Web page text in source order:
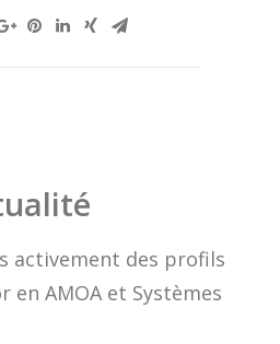
activement des profils
en AMOA et Systèmes